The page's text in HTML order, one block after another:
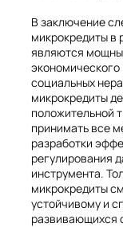
В заключение
микрокредиты в
являются
социальных
микрокредиты
положительной
принимать все
разработки
регулирования
инструмента.
микрокредиты
устойчивому и
развивающихся